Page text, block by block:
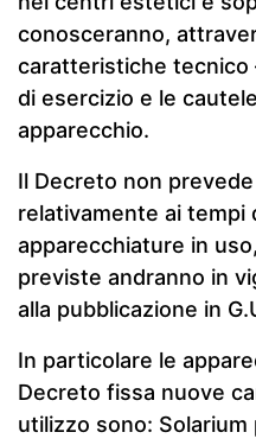
conosceranno,
caratteristiche tecnico
di esercizio e le
apparecchio.
Il Decreto non
relativamente ai tempi
apparecchiature in
previste andranno in
alla pubblicazione in
In particolare le
Decreto fissa nuove
utilizzo sono: Solarium